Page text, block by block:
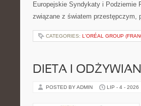
Europejskie Syndykaty i Podziemie
związane z światem przestępczym,
CATEGORIES: L'ORÉAL GROUP
DIETA I
POSTED BY ADMIN LIP - 4 - 2026